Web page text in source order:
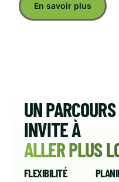
En savoir plus
UN
INVITE À
ALLER PLUS
FLEXIBILITÉ